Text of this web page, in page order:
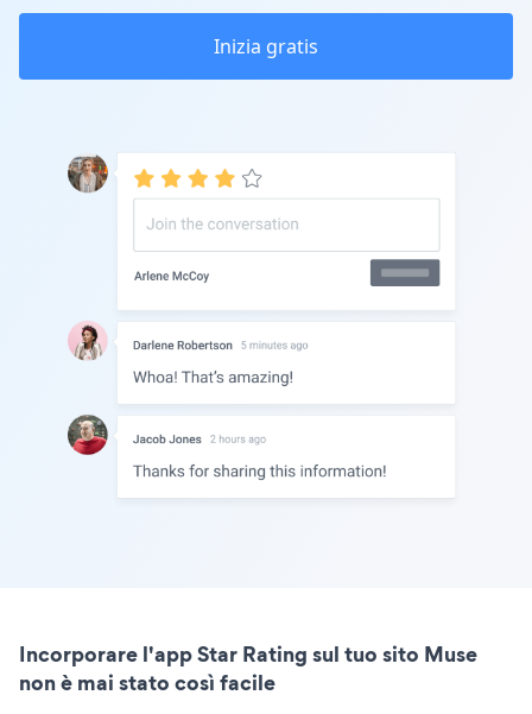
Inizia gratis
Incorporare l'app Star Rating sul tuo sito Muse
non è mai stato così facile